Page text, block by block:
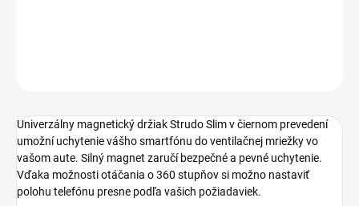
Univerzálny magnetický držiak Strudo Slim v čiernom prevedení
umožní uchytenie vášho smartfónu do ventilačnej mriežky vo
vašom aute. Silný magnet zaručí bezpečné a pevné uchytenie.
Vďaka možnosti otáčania o 360 stupňov si možno nastaviť
polohu telefónu presne podľa vašich požiadaviek.